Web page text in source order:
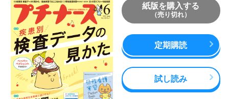
紙版を購入する
（売り切れ）
定期購読
試し読み